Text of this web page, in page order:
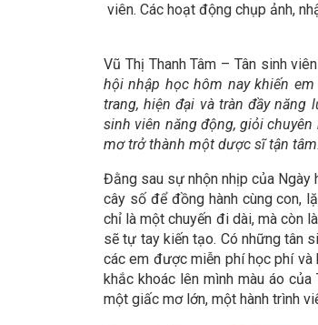
viên. Các hoạt động chụp ảnh,
Vũ Thị Thanh Tâm – Tân sinh
hội nhập học hôm nay khiến
trang, hiện đại và tràn đầy
sinh viên năng động, giỏi
mơ trở thành một dược sĩ tận
Đằng sau sự nhộn nhịp của Ngày
cây số để đồng hành cùng con,
chỉ là một chuyến đi dài, mà còn
sẽ tự tay kiến tạo. Có những tân
các em được miễn phí học phí
khắc khoác lên mình màu áo
một giấc mơ lớn, một hành trình